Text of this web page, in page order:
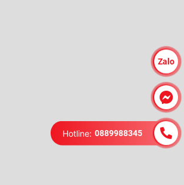
Zalo
Hotline: 0889988345